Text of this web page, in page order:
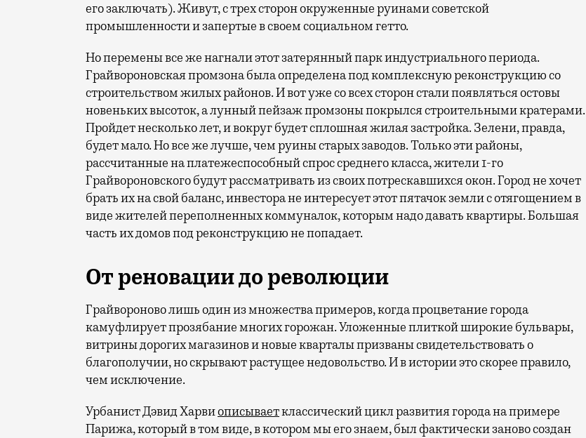
его заключать). Живут, с трех сторон окруженные руинами советской
промышленности и запертые в своем социальном гетто.
Но перемены все же нагнали этот затерянный парк индустриального периода.
Грайвороновская промзона была определена под комплексную реконструкцию со
строительством жилых районов. И вот уже со всех сторон стали появляться остовы
новеньких высоток, а лунный пейзаж промзоны покрылся строительными кратерами.
Пройдет несколько лет, и вокруг будет сплошная жилая застройка. Зелени, правда,
будет мало. Но все же лучше, чем руины старых заводов. Только эти районы,
рассчитанные на платежеспособный спрос среднего класса, жители 1-го
Грайвороновского будут рассматривать из своих потрескавшихся окон. Город не хочет
брать их на свой баланс, инвестора не интересует этот пятачок земли с отягощением в
виде жителей переполненных коммуналок, которым надо давать квартиры. Большая
часть их домов под реконструкцию не попадает.
От реновации до революции
Грайвороново лишь один из множества примеров, когда процветание города
камуфлирует прозябание многих горожан. Уложенные плиткой широкие бульвары,
витрины дорогих магазинов и новые кварталы призваны свидетельствовать о
благополучии, но скрывают растущее недовольство. И в истории это скорее правило,
чем исключение.
Урбанист Дэвид Харвиописываетклассический цикл развития города на примере
Парижа, который в том виде, в котором мы его знаем, был фактически заново создан